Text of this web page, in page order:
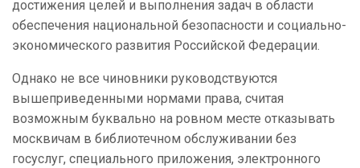
достижения целей и выполнения задач в области
обеспечения национальной безопасности и социально-
экономического развития Российской Федерации.
Однако не все чиновники руководствуются
вышеприведенными нормами права, считая
возможным буквально на ровном месте отказывать
москвичам в библиотечном обслуживании без
госуслуг, специального приложения, электронного